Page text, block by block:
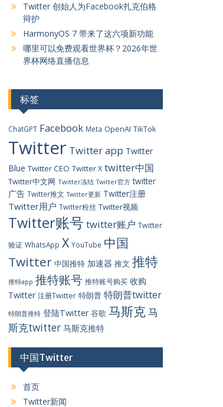
Twitter 创始人为Facebook扎克伯格
辩护
HarmonyOS 7 带来了这六项新功能
哪里可以免费观看世界杯？2026年世
界杯网络直播信息
标签
ChatGPT Facebook Meta OpenAI TikTok
Twitter Twitter app Twitter
Blue Twitter CEO Twitter X twitter中国
Twitter中文网 Twitter冻结 Twitter官方 twitter
广告 Twitter推文 Twitter更新 Twitter注册
Twitter用户 Twitter粉丝 Twitter视频
Twitter账号 twitter账户 Twitter
验证 WhatsApp X YouTube 中国
Twitter 中国推特 加速器 推文 推特
推特app 推特账号 推特账号购买 收购
Twitter 注册Twitter 特朗普 特朗普twitter
特朗普推特 登陆Twitter 谷歌 马斯克马
斯克twitter 马斯克推特
中国Twitter
首页
Twitter新闻